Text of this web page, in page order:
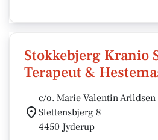
Stokkebjerg Kranio
Terapeut &
c/o. Marie Valentin Arildsen
Slettensbjerg 8
4450 Jyderup